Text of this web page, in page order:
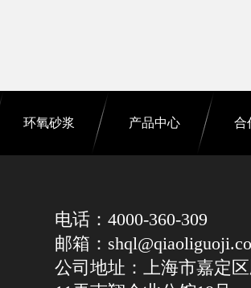
环氧砂浆 产品中心 合
电话：4000-360-309
邮箱：
公司地址：上海市嘉定